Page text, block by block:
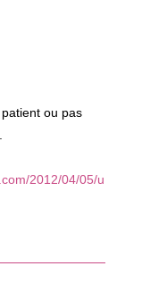
patient ou pas
2012/04/05/u